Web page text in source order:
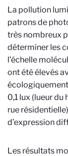
La pollution
patrons de
très nombreux
déterminer les
l’échelle
ont été élevés
0,1 lux (lueur du
rue
d’expression
Les résultats